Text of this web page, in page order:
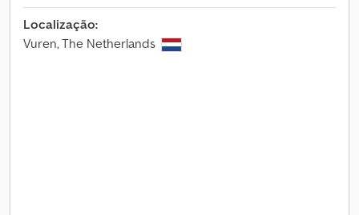
Localização:
Vuren, The Netherlands